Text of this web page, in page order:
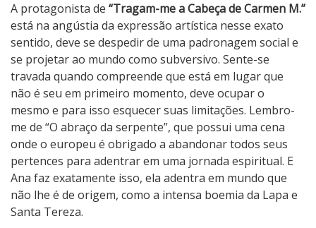
A protagonista de “Tragam-me a Cabeça de Carmen M.”
está na angústia da expressão artística nesse exato
sentido, deve se despedir de uma padronagem social e
se projetar ao mundo como subversivo. Sente-se
travada quando compreende que está em lugar que
não é seu em primeiro momento, deve ocupar o
mesmo e para isso esquecer suas limitações. Lembro-
me de “O abraço da serpente”, que possui uma cena
onde o europeu é obrigado a abandonar todos seus
pertences para adentrar em uma jornada espiritual. E
Ana faz exatamente isso, ela adentra em mundo que
não lhe é de origem, como a intensa boemia da Lapa e
Santa Tereza.